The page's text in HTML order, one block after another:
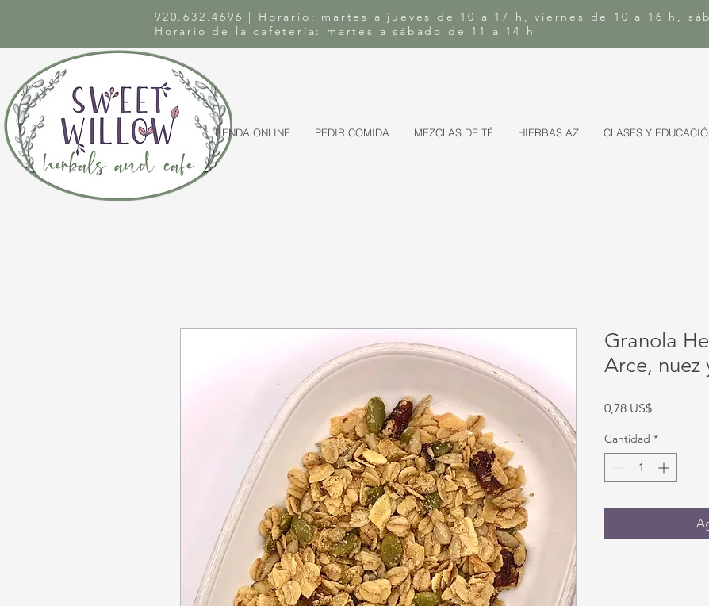
920.632.4696 | Horario: martes a jueves de 10 a 17 h, viernes de 10 a 16 h,
Horario de la cafetería: martes a sábado de 11 a 14 h
TIENDA ONLINE PEDIR COMIDA MEZCLAS DE TÉ HIERBAS AZ CLASES Y
Granola
Arce, nuez
0,78 US$Precio
Cantidad *